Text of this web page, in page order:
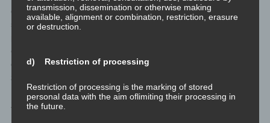
gezielt – bewusst oder unbewusst – Methoden einerseits aus der
schwarzen Kiste der Manipulation oder sogar Methoden des
einfach mal nach den Grundlagen für Gehirnwäsche, wenn du
dich dafür interessierst. Auch in meinem Blog gibt es dazu was
Zeremonien, Rituale und oft fixe Regeln für scheinbare
transmission, dissemination or otherwise making
available, alignment or combination, restriction, erasure
or destruction.
d) Restriction of processing
Restriction of processing is the marking of stored
personal data with the aim oflimiting their processing in
the future.